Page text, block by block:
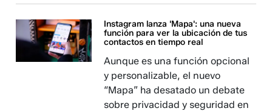
Instagram lanza 'Mapa': una nueva
función para ver la ubicación de tus
contactos en tiempo real
Aunque es una función opcional
y personalizable, el nuevo
“Mapa” ha desatado un debate
sobre privacidad y seguridad en